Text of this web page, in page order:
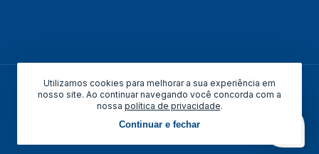
Todos os direitos reservados © 2026
Feito por:
Utilizamos cookies para melhorar a sua experiência em
nosso site. Ao continuar navegando você concorda com a
nossa política de privacidade.
Continuar e fechar